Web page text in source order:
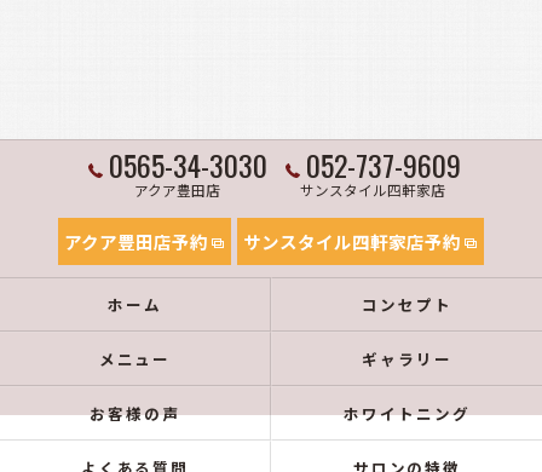
0565-34-3030
アクア豊田店
052-737-9609
サンスタイル四軒家店
アクア豊田店予約 サンスタイル四軒家店予約
ホーム コンセプト
メニュー ギャラリー
お客様の声 ホワイトニング